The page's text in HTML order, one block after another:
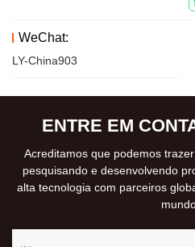
WeChat:
LY-China903
ENTRE EM
Acreditamos que podemos
pesquisando e desenvolvendo
alta tecnologia com parceiros